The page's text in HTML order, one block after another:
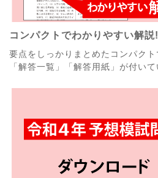
コンパクトでわかりやすい解説!
要点をしっかりまとめたコンパクト
「解答一覧」「解答用紙」が付いて